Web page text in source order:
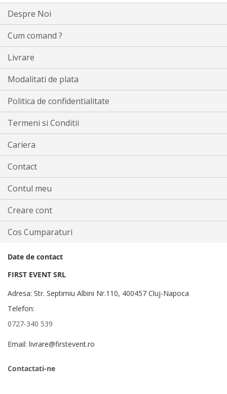
Despre Noi
Cum comand ?
Livrare
Modalitati de plata
Politica de confidentialitate
Termeni si Conditii
Cariera
Contact
Contul meu
Creare cont
Cos Cumparaturi
Date de contact
FIRST EVENT SRL
Adresa: Str. Septimiu Albini Nr.110, 400457 Cluj-Napoca
Telefon:
0727-340 539
Email: livrare@firstevent.ro
Contactati-ne